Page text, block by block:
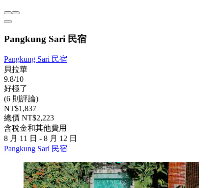
Pangkung Sari 民宿
Pangkung Sari 民宿
貝拉華
9.8/10
好極了
(6 則評論)
NT$1,837
總價 NT$2,223
含稅金和其他費用
8 月 11 日 - 8 月 12 日
Pangkung Sari 民宿